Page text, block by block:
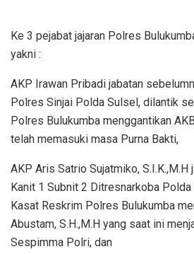
Ke 3 pejabat jajaran Polres
yakni :
AKP Irawan Pribadi jabatan
Polres Sinjai Polda Sulsel, dilantik
Polres Bulukumba menggantikan
telah memasuki masa Purna Bakti,
AKP Aris Satrio Sujatmiko, S.I.K.,M.H
Kanit 1 Subnit 2 Ditresnarkoba
Kasat Reskrim Polres Bulukumba
Abustam, S.H.,M.H yang saat ini
Sespimma Polri, dan